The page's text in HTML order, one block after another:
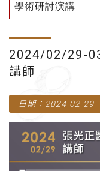
學術研討演講
2024/02/29-
講師
日期：2024-02-29